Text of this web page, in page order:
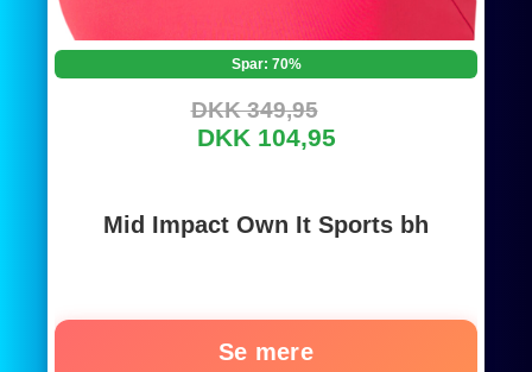
Spar: 70%
DKK 349,95
DKK 104,95
Mid Impact Own It Sports bh
Se mere